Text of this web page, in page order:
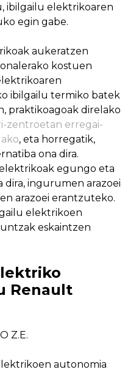
ibilgailu elektrikoaren
egin gabe.
aukeratzen
kostuen
ibilgailu termiko batek
praktikoagoak direlako
zentroetan erregai-
, eta horregatik,
ona dira.
egungo eta
ingurumen arazoei
arazoei erantzuteko.
elektrikoen
eskaintzen
Renault
Z.E.
autonomia